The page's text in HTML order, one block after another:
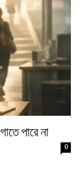
পারে না
0